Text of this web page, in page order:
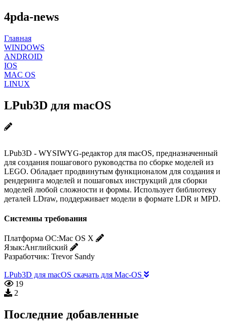
4pda-news
Главная
WINDOWS
ANDROID
IOS
MAC OS
LINUX
LPub3D для macOS
LPub3D - WYSIWYG-редактор для macOS, предназначенный
для создания пошагового руководства по сборке моделей из
LEGO. Обладает продвинутым функционалом для создания и
рендеринга моделей и пошаговых инструкций для сборки
моделей любой сложности и формы. Использует библиотеку
деталей LDraw, поддерживает модели в формате LDR и MPD.
Системны требования
Платформа ОС:Mac OS X
Язык:Английский
Разработчик: Trevor Sandy
LPub3D для macOS скачать для Mac-OS
19
2
Последние добавленные